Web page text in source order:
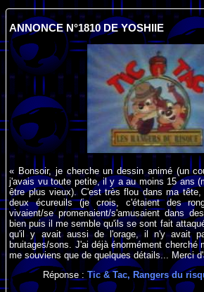
ANNONCE N°1810 DE YOSHIIE
« Bonsoir, je cherche un dessin animé (un
j'avais vu toute petite, il y a au moins 15 ans
être plus vieux). C'est très flou dans ma
deux écureuils (je crois, c'étaient des
vivaient/se promenaient/s'amusaient dans
bien puis il me semble qu'ils se sont fait
qu'il y avait aussi de l'orage, il n'y avait
bruitages/sons. J'ai déjà énormément cherché
me souviens que de quelques détails... Merci
Réponse : Tic & Tac, Rangers du